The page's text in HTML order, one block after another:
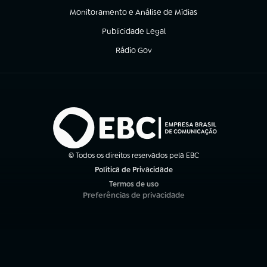
Monitoramento e Análise de Mídias
(abre em nova aba)
Publicidade Legal
(abre em nova aba)
Rádio Gov
(abre em nova aba)
© Todos os direitos reservados pela EBC
Política de Privacidade
Termos de uso
(abre em nova aba)
Preferências de privacidade